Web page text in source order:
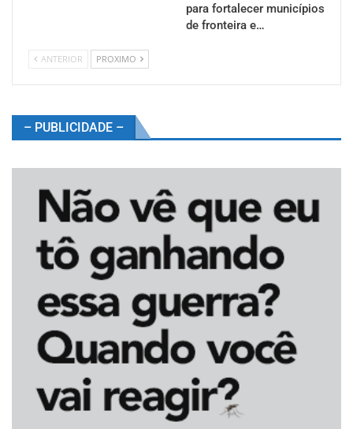
para fortalecer municípios
de fronteira e…
ANTERIOR PROXIMO
– PUBLICIDADE –